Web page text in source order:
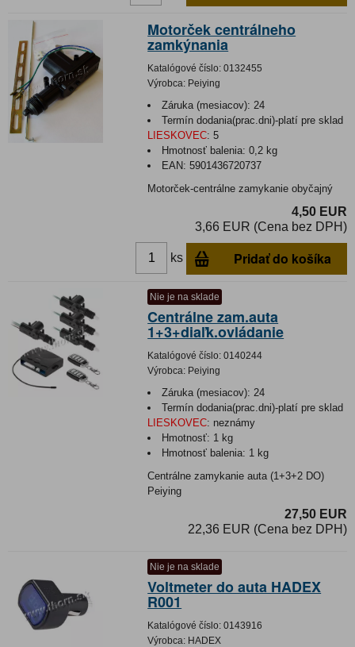
Motorček centrálneho
zamkýnania
Katalógové číslo: 0132455
Výrobca: Peiying
Záruka (mesiacov): 24
Termín dodania(prac.dni)-platí pre sklad
LIESKOVEC: 5
Hmotnosť balenia:0,2 kg
EAN:5901436720737
Motorček-centrálne zamykanie obyčajný
4,50 EUR
3,66 EUR (Cena bez DPH)
ks Pridať do košíka
Nie je na sklade
Centrálne zam.auta
1+3+diaľk.ovládanie
Katalógové číslo: 0140244
Výrobca: Peiying
Záruka (mesiacov): 24
Termín dodania(prac.dni)-platí pre sklad
LIESKOVEC: neznámy
Hmotnosť: 1 kg
Hmotnosť balenia: 1 kg
Centrálne zamykanie auta (1+3+2 DO)
Peiying
27,50 EUR
22,36 EUR (Cena bez DPH)
Nie je na sklade
Voltmeter do auta HADEX
R001
Katalógové číslo: 0143916
Výrobca: HADEX